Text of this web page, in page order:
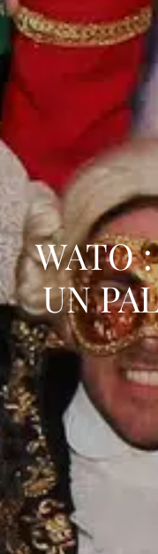
WATO
UN